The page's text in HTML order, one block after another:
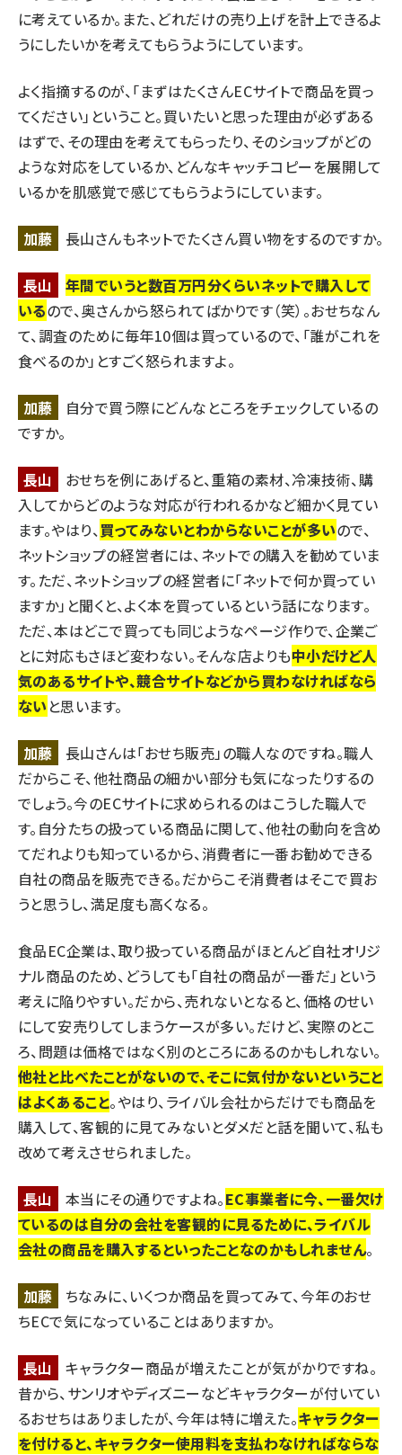
に考えているか。また、どれだけの売り上げを計上できるよ
うにしたいかを考えてもらうようにしています。
よく指摘するのが、「まずはたくさんECサイトで商品を買っ
てください」ということ。買いたいと思った理由が必ずある
はずで、その理由を考えてもらったり、そのショップがどの
ような対応をしているか、どんなキャッチコピーを展開して
いるかを肌感覚で感じてもらうようにしています。
加藤 長山さんもネットでたくさん買い物をするのですか。
長山
年間でいうと数百万円分くらいネットで購入して
いるので、奥さんから怒られてばかりです（笑）。おせちなん
て、調査のために毎年10個は買っているので、「誰がこれを
食べるのか」とすごく怒られますよ。
加藤
自分で買う際にどんなところをチェックしているの
ですか。
長山
おせちを例にあげると、重箱の素材、冷凍技術、購
入してからどのような対応が行われるかなど細かく見てい
ます。やはり、買ってみないとわからないことが多いので、
ネットショップの経営者には、ネットでの購入を勧めていま
す。ただ、ネットショップの経営者に「ネットで何か買ってい
ますか」と聞くと、よく本を買っているという話になります。
ただ、本はどこで買っても同じようなページ作りで、企業ご
とに対応もさほど変わない。そんな店よりも中小だけど人
気のあるサイトや、競合サイトなどから買わなければなら
ない と思います。
加藤
長山さんは「おせち販売」の職人なのですね。職人
だからこそ、他社商品の細かい部分も気になったりするの
でしょう。今のECサイトに求められるのはこうした職人で
す。自分たちの扱っている商品に関して、他社の動向を含め
てだれよりも知っているから、消費者に一番お勧めできる
自社の商品を販売できる。だからこそ消費者はそこで買お
うと思うし、満足度も高くなる。
食品EC企業は、取り扱っている商品がほとんど自社オリジ
ナル商品のため、どうしても「自社の商品が一番だ」という
考えに陥りやすい。だから、売れないとなると、価格のせい
にして安売りしてしまうケースが多い。だけど、実際のとこ
ろ、問題は価格ではなく別のところにあるのかもしれない。
他社と比べたことがないので、そこに気付かないということ
はよくあること。やはり、ライバル会社からだけでも商品を
購入して、客観的に見てみないとダメだと話を聞いて、私も
改めて考えさせられました。
長山 本当にその通りですよね。EC事業者に今、一番欠け
ているのは自分の会社を客観的に見るために、ライバル
会社の商品を購入するといったことなのかもしれません。
加藤
ちなみに、いくつか商品を買ってみて、今年のおせ
ちECで気になっていることはありますか。
長山
キャラクター商品が増えたことが気がかりですね。
昔から、サンリオやディズニーなどキャラクターが付いてい
るおせちはありましたが、今年は特に増えた。キャラクター
を付けると、キャラクター使用料を支払わなければならな